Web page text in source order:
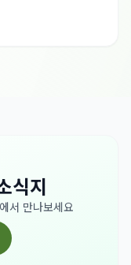
선과 치료 방법 개
식지
서 만나보세요